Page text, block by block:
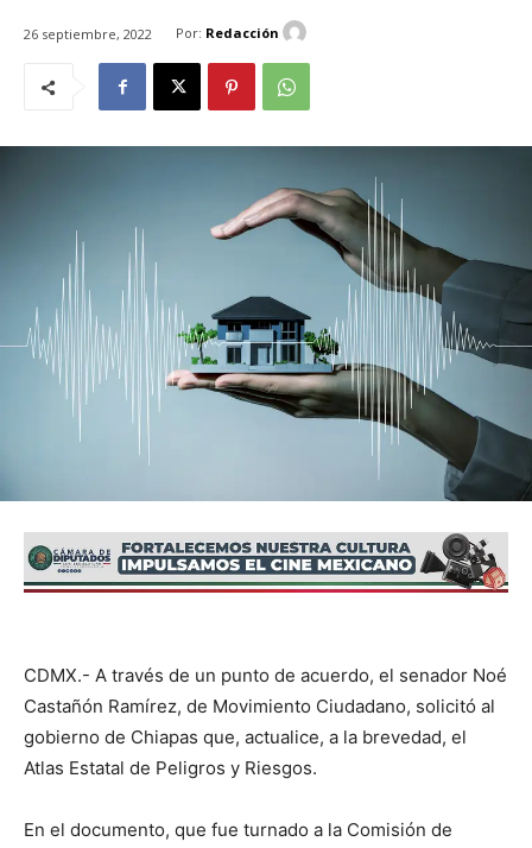
26 septiembre, 2022 Por: Redacción
CDMX.- A través de un punto de acuerdo, el senador Noé
Castañón Ramírez, de Movimiento Ciudadano, solicitó al
gobierno de Chiapas que, actualice, a la brevedad, el
Atlas Estatal de Peligros y Riesgos.
En el documento, que fue turnado a la Comisión de